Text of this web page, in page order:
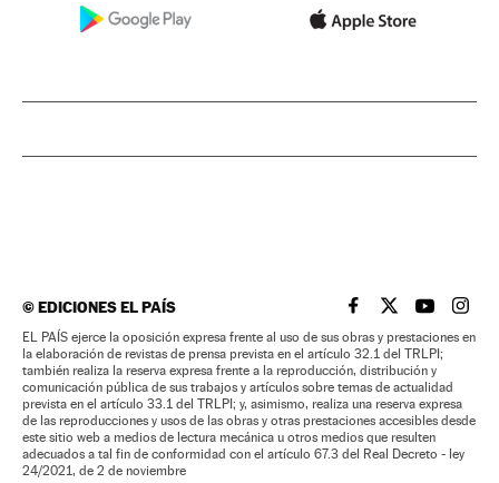
©EDICIONES EL PAÍS EL PAÍS BRASIL EN
EL PAÍSEL PAÍS
EL
EL PAÍS ejerce la oposición expresa frente al uso de sus obras y prestaciones en
la elaboración de revistas de prensa prevista en el artículo 32.1 del TRLPI;
también realiza la reserva expresa frente a la reproducción, distribución y
comunicación pública de sus trabajos y artículos sobre temas de actualidad
prevista en el artículo 33.1 del TRLPI; y, asimismo, realiza una reserva expresa
de las reproducciones y usos de las obras y otras prestaciones accesibles desde
este sitio web a medios de lectura mecánica u otros medios que resulten
adecuados a tal fin de conformidad con el artículo 67.3 del Real Decreto - ley
24/2021, de 2 de noviembre